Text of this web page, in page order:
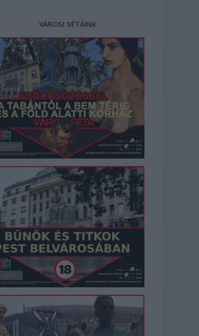
VÁROSI SÉTÁINK